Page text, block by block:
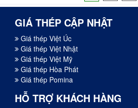
GIÁ THÉP CẬP NHẬT
Giá thép Việt Úc
Giá thép Việt Nhật
Giá thép Việt Mỹ
Giá thép Hòa Phát
Giá thép Pomina
HỖ TRỢ KHÁCH HÀNG